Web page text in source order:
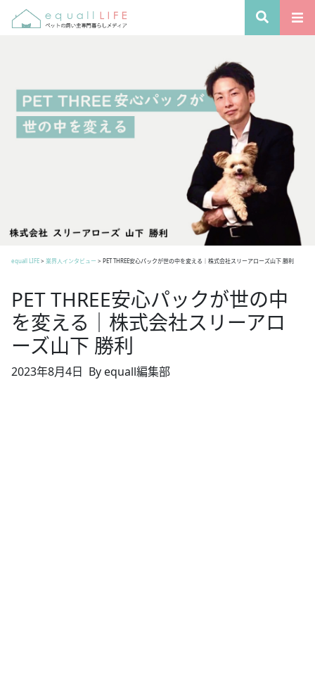
equall LIFE> 業界人インタビュー > PET THREE安心パックが世の中を変える｜株式会社スリーアローズ山下 勝利
PET THREE安心パックが世の中
を変える｜株式会社スリーアロ
ーズ山下 勝利
2023年8月4日 By equall編集部